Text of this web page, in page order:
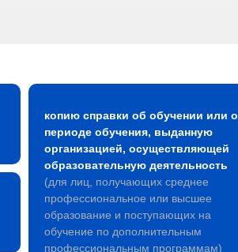
копию справки об обучении или о
периоде обучения, выданную
организацией, осуществляющей
образовательную деятельность
(для лиц, получающих среднее
профессиональное или высшее
образование и поступающих на
обучение по дополнительным
профессиональным программам)